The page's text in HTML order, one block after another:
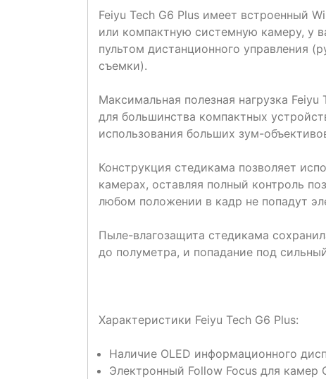
Feiyu Tech G6 Plus имеет встроенный
или компактную системную камеру, у
пультом дистанционного управления
съемки).
Максимальная полезная нагрузка
для большинства компактных
использования больших зум-
Конструкция стедикама позволяет
камерах, оставляя полный контроль
любом положении в кадр не попадут
Пыле-влагозащита стедикама
до полуметра, и попадание под
Характеристики Feiyu Tech G6 Plus:
Наличие OLED информационного
Электронный Follow Focus для камер